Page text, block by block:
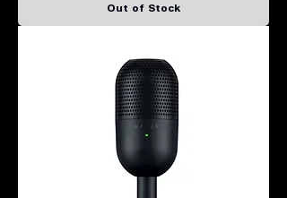
Out of Stock